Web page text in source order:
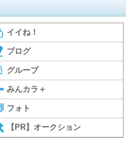
イイね！
ブログ
グループ
みんカラ＋
フォト
【PR】オークション